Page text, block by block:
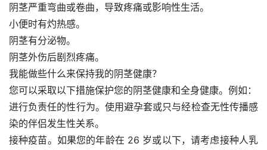
阴茎严重弯曲或卷曲，导致疼痛或影响性生活。
小便时有灼热感。
阴茎有分泌物。
阴茎外伤后剧烈疼痛。
我能做些什么来保持我的阴茎健康？
您可以采取以下措施保护您的阴茎健康和全身健康。例如：
进行负责任的性行为。使用避孕套或只与经检查无性传播感
染的伴侣发生性关系。
接种疫苗。如果您的年龄在 26 岁或以下，请考虑接种人乳